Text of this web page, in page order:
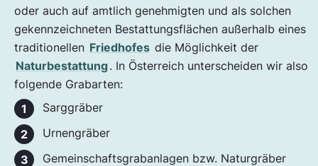
oder auch auf amtlich genehmigten und als solchen
gekennzeichneten Bestattungsflächen außerhalb eines
traditionellen Friedhofes die Möglichkeit der
Naturbestattung. In Österreich unterscheiden wir also
folgende Grabarten:
Sarggräber
Urnengräber
Gemeinschaftsgrabanlagen bzw. Naturgräber